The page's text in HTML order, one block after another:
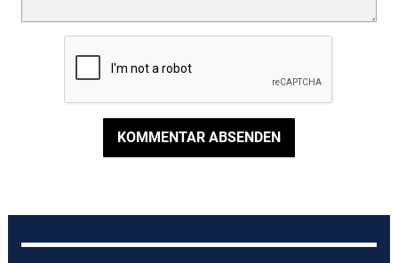
KOMMENTAR ABSENDEN